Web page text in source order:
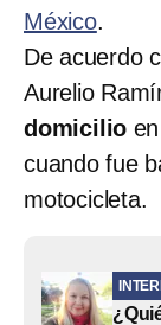
México.
De acuerdo
Aurelio
domicilio
cuando fue
motocicleta.